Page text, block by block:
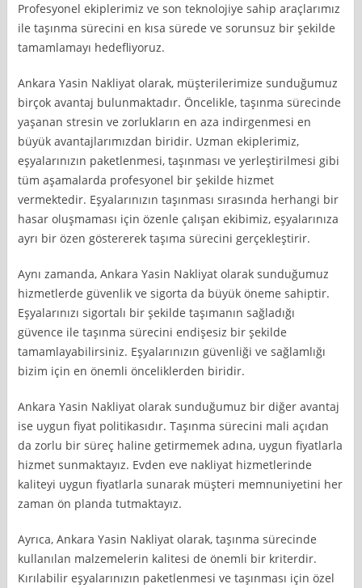
Profesyonel ekiplerimiz ve son teknolojiye sahip araçlarımız
ile taşınma sürecini en kısa sürede ve sorunsuz bir şekilde
tamamlamayı hedefliyoruz.
Ankara Yasin Nakliyat olarak, müşterilerimize sunduğumuz
birçok avantaj bulunmaktadır. Öncelikle, taşınma sürecinde
yaşanan stresin ve zorlukların en aza indirgenmesi en
büyük avantajlarımızdan biridir. Uzman ekiplerimiz,
eşyalarınızın paketlenmesi, taşınması ve yerleştirilmesi gibi
tüm aşamalarda profesyonel bir şekilde hizmet
vermektedir. Eşyalarınızın taşınması sırasında herhangi bir
hasar oluşmaması için özenle çalışan ekibimiz, eşyalarınıza
ayrı bir özen göstererek taşıma sürecini gerçekleştirir.
Aynı zamanda, Ankara Yasin Nakliyat olarak sunduğumuz
hizmetlerde güvenlik ve sigorta da büyük öneme sahiptir.
Eşyalarınızı sigortalı bir şekilde taşımanın sağladığı
güvence ile taşınma sürecini endişesiz bir şekilde
tamamlayabilirsiniz. Eşyalarınızın güvenliği ve sağlamlığı
bizim için en önemli önceliklerden biridir.
Ankara Yasin Nakliyat olarak sunduğumuz bir diğer avantaj
ise uygun fiyat politikasıdır. Taşınma sürecini mali açıdan
da zorlu bir süreç haline getirmemek adına, uygun fiyatlarla
hizmet sunmaktayız. Evden eve nakliyat hizmetlerinde
kaliteyi uygun fiyatlarla sunarak müşteri memnuniyetini her
zaman ön planda tutmaktayız.
Ayrıca, Ankara Yasin Nakliyat olarak, taşınma sürecinde
kullanılan malzemelerin kalitesi de önemli bir kriterdir.
Kırılabilir eşyalarınızın paketlenmesi ve taşınması için özel